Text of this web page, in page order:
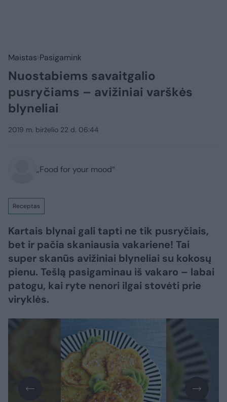
Maistas Pasigamink
Nuostabiems savaitgalio
pusryčiams – avižiniai varškės
blyneliai
2019 m. birželio 22 d. 06:44
„Food for your mood“
Receptas
Kartais blynai gali tapti ne tik pusryčiais,
bet ir pačia skaniausia vakariene! Tai
super skanūs avižiniai blyneliai su kokosų
pienu. Tešlą pasigaminau iš vakaro – labai
patogu, kai ryte nenori ilgai stovėti prie
viryklės.